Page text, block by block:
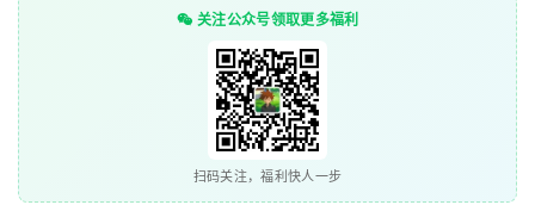
关注公众号领取更多福利
扫码关注，福利快人一步